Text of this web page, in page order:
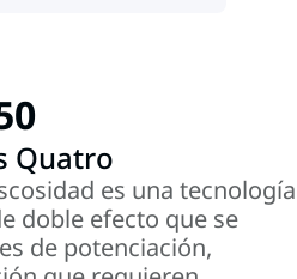
Quatro
es una tecnología
doble efecto que se
de potenciación,